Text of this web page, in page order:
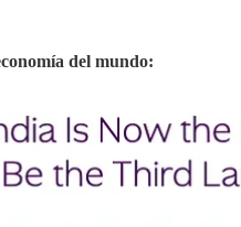
del mundo: